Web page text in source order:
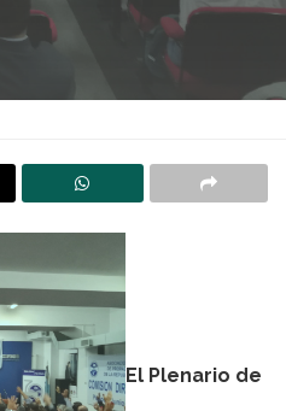
El Plenario de